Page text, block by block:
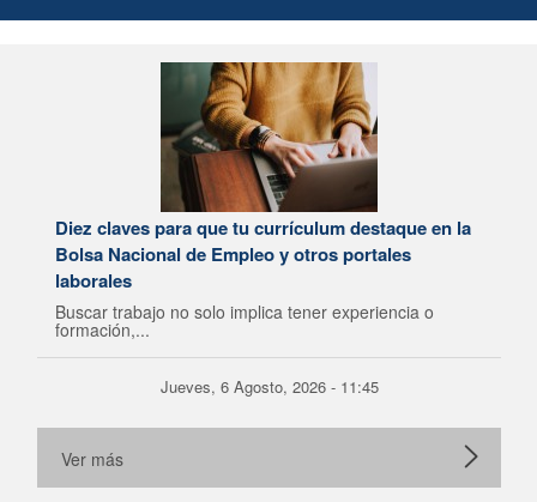
Diez claves para que tu currículum destaque en la
Bolsa Nacional de Empleo y otros portales
laborales
Buscar trabajo no solo implica tener experiencia o
formación,...
Jueves, 6 Agosto, 2026 - 11:45
Ver más